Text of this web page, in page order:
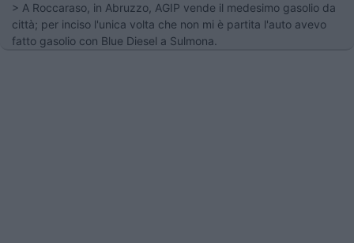
> A Roccaraso, in Abruzzo, AGIP vende il medesimo gasolio da
città; per inciso l'unica volta che non mi è partita l'auto avevo
fatto gasolio con Blue Diesel a Sulmona.